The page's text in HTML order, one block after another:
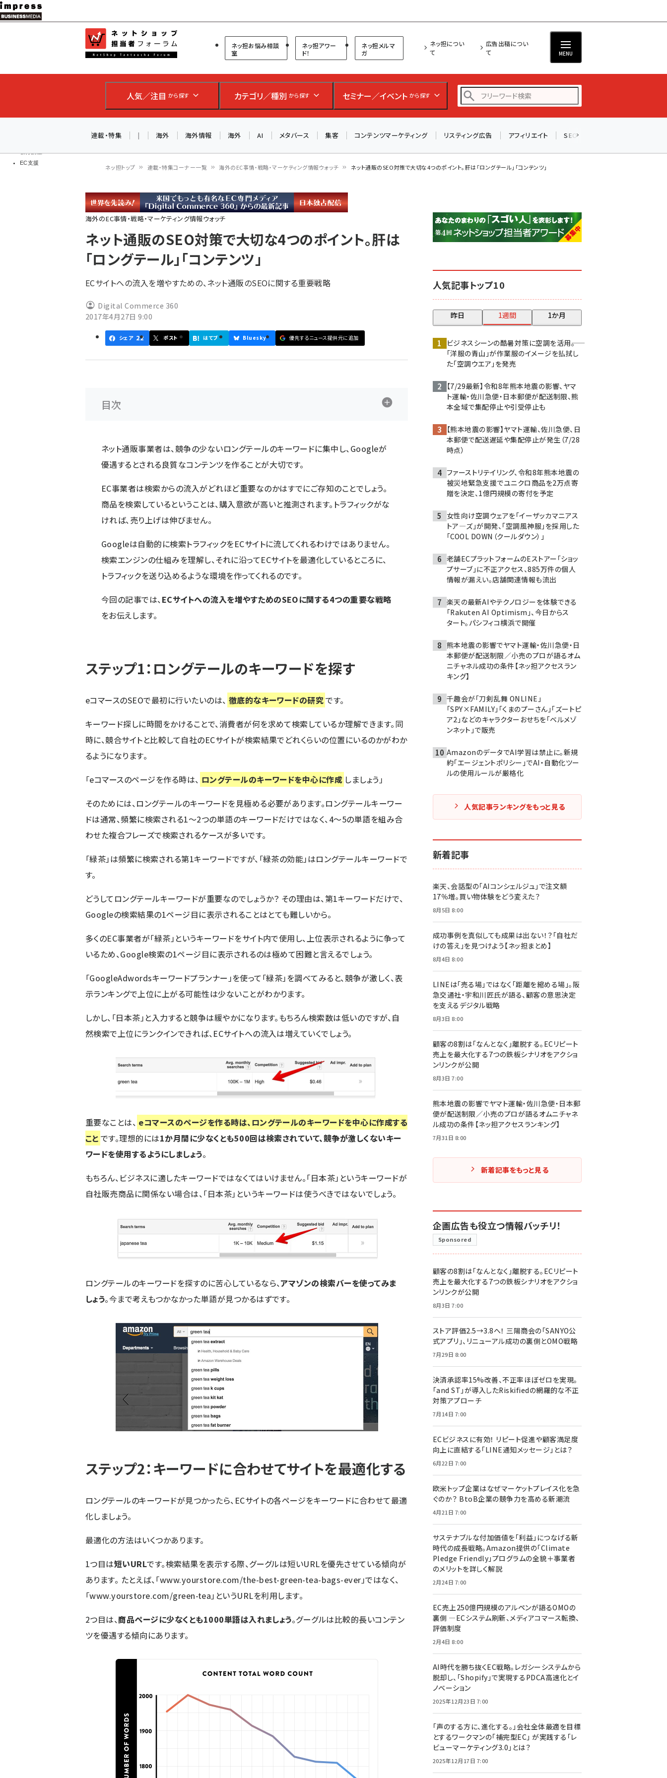
メ
イ
ン
ツ
移
教育講座
EC支援
ネットショップ担当者フォーラム
ネッ担お悩み相談
室
ネッ担アワー
ド！
ネッ担メルマ
ガ
ネッ担につい
て
広告出稿につい
て
MENU
人気／注目 から探す カテゴリ／種別 から探す セミナー／イベント から探す
アスクル (1112)
base (1068)
連載・特集 | 海外 海外情報 海外 AI メタバース 集客 コンテンツマーケティング リスティング広告 アフィリエイト SEO
パ
ン
く
ず
ネッ担トップ 連載・特集コーナー一覧 海外のEC事情・戦略・マーケティング情報ウォッチ ネット通販のSEO対策で大切な4つのポイント。肝は「ロングテール」「コンテンツ」
海外のEC事情・戦略・マーケティング情報ウォッチ
ネット通販のSEO対策で大切な4つのポイント。肝は
「ロングテール」「コンテンツ」
ECサイトへの流入を増やすための、ネット通販のSEOに関する重要戦略
Digital Commerce 360
2017年4月27日 9:00
シェア 22 ポスト はてブ Bluesky 優先するニュース提供元に追加
目次
ネット通販事業者は、競争の少ないロングテールのキーワードに集中し、Googleが
優遇するとされる良質なコンテンツを作ることが大切です。
EC事業者は検索からの流入がどれほど重要なのかはすでにご存知のことでしょう。
商品を検索しているということは、購入意欲が高いと推測されます。トラフィックがな
ければ、売り上げは伸びません。
Googleは自動的に検索トラフィックをECサイトに流してくれるわけではありません。
検索エンジンの仕組みを理解し、それに沿ってECサイトを最適化しているところに、
トラフィックを送り込めるような環境を作ってくれるのです。
今回の記事では、ECサイトへの流入を増やすためのSEOに関する4つの重要な戦略
をお伝えします。
ステップ1：ロングテールのキーワードを探す
eコマースのSEOで最初に行いたいのは、 徹底的なキーワードの研究です。
キーワード探しに時間をかけることで、消費者が何を求めて検索しているか理解できます。同
時に、競合サイトと比較して自社のECサイトが検索結果でどれくらいの位置にいるのかがわか
るようになります。
「eコマースのページを作る時は、 ロングテールのキーワードを中心に作成 しましょう」
そのためには、ロングテールのキーワードを見極める必要があります。ロングテールキーワー
ドは通常、頻繁に検索される1～2つの単語のキーワードだけではなく、4～5の単語を組み合
わせた複合フレーズで検索されるケースが多いです。
「緑茶」は頻繁に検索される第1キーワードですが、「緑茶の効能」はロングテールキーワードで
す。
どうしてロングテールキーワードが重要なのでしょうか？ その理由は、第1キーワードだけで、
Googleの検索結果の1ページ目に表示されることはとても難しいから。
多くのEC事業者が「緑茶」というキーワードをサイト内で使用し、上位表示されるように争って
いるため、Google検索の1ページ目に表示されるのは極めて困難と言えるでしょう。
「GoogleAdwordsキーワードプランナー」を使って「緑茶」を調べてみると、競争が激しく、表
示ランキングで上位に上がる可能性は少ないことがわかります。
しかし、「日本茶」と入力すると競争は緩やかになります。もちろん検索数は低いのですが、自
然検索で上位にランクインできれば、ECサイトへの流入は増えていくでしょう。
重要なことは、 eコマースのページを作る時は、ロングテールのキーワードを中心に作成する
こと です。理想的には1か月間に少なくとも500回は検索されていて、競争が激しくないキー
ワードを使用するようにしましょう。
もちろん、ビジネスに適したキーワードではなくてはいけません。「日本茶」というキーワードが
自社販売商品に関係ない場合は、「日本茶」というキーワードは使うべきではないでしょう。
ロングテールのキーワードを探すのに苦心しているなら、アマゾンの検索バーを使ってみま
しょう。今まで考えもつかなかった単語が見つかるはずです。
ステップ2：キーワードに合わせてサイトを最適化する
ロングテールのキーワードが見つかったら、ECサイトの各ページをキーワードに合わせて最適
化しましょう。
最適化の方法はいくつかあります。
1つ目は短いURLです。検索結果を表示する際、グーグルは短いURLを優先させている傾向が
あります。 たとえば、「www.yourstore.com/the-best-green-tea-bags-ever」ではなく、
「www.yourstore.com/green-tea」というURLを利用します。
2つ目は、商品ページに少なくとも1000単語は入れましょう。グーグルは比較的長いコンテン
ツを優遇する傾向にあります。
人気記事トップ10
昨日 1週間 1か月
ビジネスシーンの酷暑対策に空調を活用――。
「洋服の青山」が作業服のイメージを払拭し
た「空調ウエア」を発売
【7/29最新】令和8年熊本地震の影響、ヤマ
ト運輸・佐川急便・日本郵便が配送制限、熊
本全域で集配停止や引受停止も
【熊本地震の影響】ヤマト運輸、佐川急便、日
本郵便で配送遅延や集配停止が発生（7/28
時点）
ファーストリテイリング、令和8年熊本地震の
被災地緊急支援でユニクロ商品を2万点寄
贈を決定、1億円規模の寄付を予定
女性向け空調ウェアを「イーザッカマニアス
トア―ズ」が開発、「空調風神服」を採用した
「COOL DOWN（クールダウン）」
老舗ECプラットフォームのEストアー「ショッ
プサーブ」に不正アクセス、885万件の個人
情報が漏えい。店舗関連情報も流出
楽天の最新AIやテクノロジーを体験できる
「Rakuten AI Optimism」、今日からス
タート。パシフィコ横浜で開催
熊本地震の影響でヤマト運輸・佐川急便・日
本郵便が配送制限／小売のプロが語るオム
ニチャネル成功の条件【ネッ担アクセスラン
キング】
千趣会が「刀剣乱舞 ONLINE」
「SPY×FAMILY」「くまのプーさん」「ズートピ
ア2」などのキャラクターおせちを「ベルメゾ
ンネット」で販売
AmazonのデータでAI学習は禁止に。新規
約「エージェントポリシー」でAI・自動化ツー
ルの使用ルールが厳格化
人気記事ランキングをもっと見る
新着記事
楽天、会話型の「AIコンシェルジュ」で注文額
17％増。買い物体験をどう変えた？
8月5日 8:00
成功事例を真似しても成果は出ない！？「自社だ
けの答え」を見つけよう【ネッ担まとめ】
8月4日 8:00
LINEは「売る場」ではなく「距離を縮める場」。阪
急交通社・宇和川匠氏が語る、顧客の意思決定
を支えるデジタル戦略
8月3日 8:00
顧客の8割は「なんとなく」離脱する。ECリピート
売上を最大化する7つの鉄板シナリオをアクショ
ンリンクが公開
8月3日 7:00
熊本地震の影響でヤマト運輸・佐川急便・日本郵
便が配送制限／小売のプロが語るオムニチャネ
ル成功の条件【ネッ担アクセスランキング】
7月31日 8:00
新着記事をもっと見る
企画広告も役立つ情報バッチリ！
Sponsored
顧客の8割は「なんとなく」離脱する。ECリピート
売上を最大化する7つの鉄板シナリオをアクショ
ンリンクが公開
8月3日 7:00
ストア評価2.5→3.8へ！ 三陽商会の「SANYO公
式アプリ」、リニューアル成功の裏側とOMO戦略
7月29日 8:00
決済承認率15%改善、不正率ほぼゼロを実現。
「and ST」が導入したRiskifiedの網羅的な不正
対策アプローチ
7月14日 7:00
ECビジネスに有効！ リピート促進や顧客満足度
向上に直結する「LINE通知メッセージ」とは？
6月22日 7:00
欧米トップ企業はなぜマーケットプレイス化を急
ぐのか？ BtoB企業の競争力を高める新潮流
4月21日 7:00
サステナブルな付加価値を「利益」につなげる新
時代の成長戦略。Amazon提供の「Climate
Pledge Friendly」プログラムの全貌＋事業者
のメリットを詳しく解説
2月24日 7:00
EC売上250億円規模のアルペンが語るOMOの
裏側 ―ECシステム刷新、メディアコマース転換、
評価制度
2月4日 8:00
AI時代を勝ち抜くEC戦略。レガシーシステムから
脱却し、「Shopify」で実現するPDCA高速化とイ
ノベーション
2025年12月23日 7:00
「声のする方に、進化する。」会社全体最適を目標
とするワークマンの「補完型EC」 が実践する「レ
ビューマーケティング3.0」とは？
2025年12月17日 7:00
AIが買い物を代行する時代に打つべき「次の一手」とは？
アルペン、オイシックス、元UA責任者が登壇のリアルECセ
ミナー（8/26＠東京）【交流会も実施】
参加登録はこちら↑